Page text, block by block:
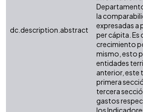
dc.description.abstract
la
expresadas a
per cápita. Es
crecimiento
mismo, esto
entidades
anterior, este
primera
tercera
gastos
los